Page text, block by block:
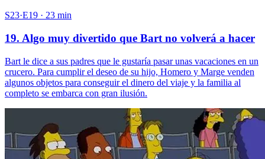
S23·E19 · 23 min
19. Algo muy divertido que Bart no volverá a hacer
Bart le dice a sus padres que le gustaría pasar unas vacaciones en un
crucero. Para cumplir el deseo de su hijo, Homero y Marge venden
algunos objetos para conseguir el dinero del viaje y la familia al
completo se embarca con gran ilusión.